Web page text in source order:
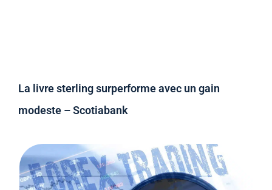
La livre sterling surperforme avec un gain
modeste – Scotiabank